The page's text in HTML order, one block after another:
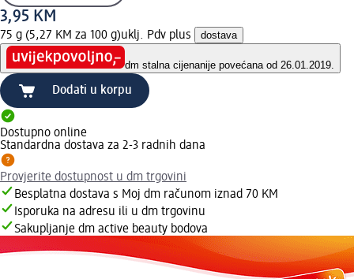
3,95 KM
75 g (5,27 KM za 100 g)uklj. Pdv plus dostava
dm stalna cijenanije povećana od 26.01.2019.
Dodati u korpu
Dostupno online
Standardna dostava za 2-3 radnih dana
Provjerite dostupnost u dm trgovini
Besplatna dostava s Moj dm računom iznad 70 KM
Isporuka na adresu ili u dm trgovinu
Sakupljanje dm active beauty bodova